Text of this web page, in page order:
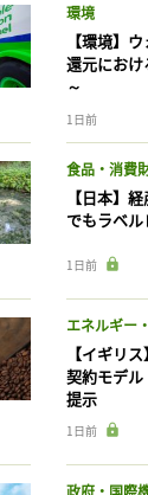
環境
【環境】
還元にお
～
1日前
食品・消費
【日本】
でもラベ
1日前
エネルギー
【イギリ
契約モデ
提示
1日前
政府・国際